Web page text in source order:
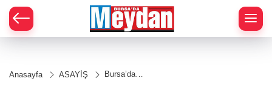
Anasayfa ASAYİŞ
Bursa’da